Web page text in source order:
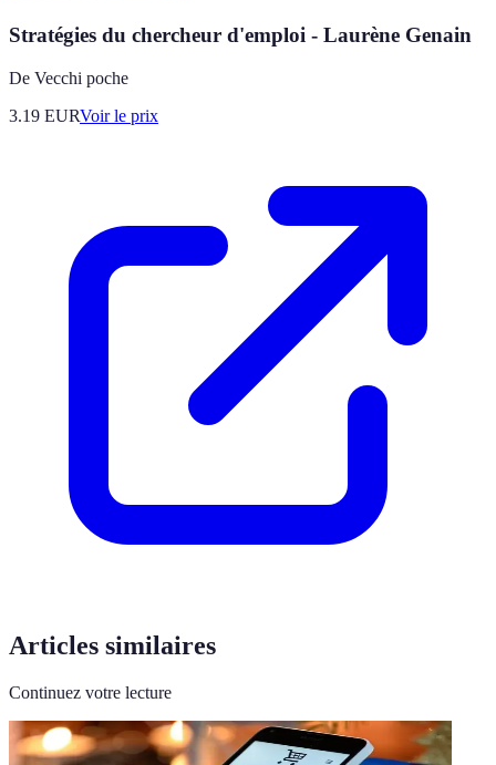
Stratégies du chercheur d'emploi - Laurène Genain
De Vecchi poche
3.19 EURVoir le prix
Articles similaires
Continuez votre lecture